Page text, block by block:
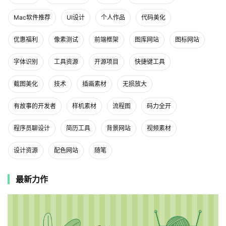
Mac软件推荐 UI设计 个人作品 代码美化
优惠福利 像素测试 前端框架 图库网站 图标网站
字体识别 工具资源 开源项目 快捷键工具
截图美化 技术 插画素材 无损放大
有故事的开发者 样机素材 流程图 码力全开
程序员聊设计 简历工具 背景网站 视频素材
设计资源 配色网站 随笔
最新力作